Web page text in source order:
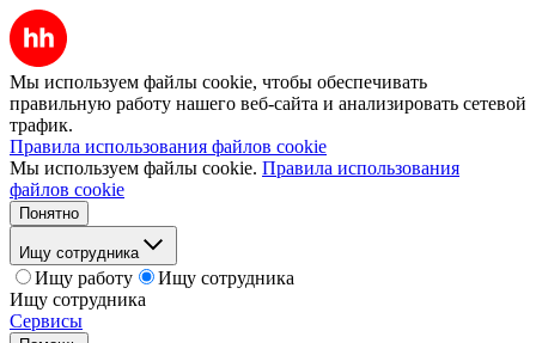
Мы используем файлы cookie, чтобы обеспечивать
правильную работу нашего веб-сайта и анализировать сетевой
трафик.
Правила использования файлов cookie
Мы используем файлы cookie. Правила использования
файлов cookie
Понятно
Ищу сотрудника
Ищу работу
Ищу сотрудника
Ищу сотрудника
Сервисы